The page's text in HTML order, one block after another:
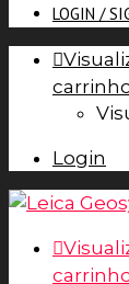
LOGIN /
Login